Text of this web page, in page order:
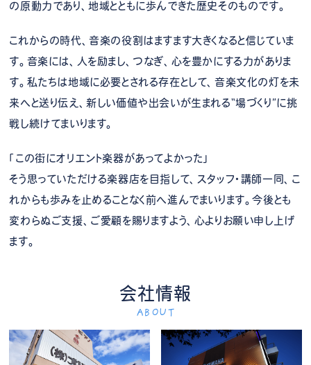
の原動力であり、地域とともに歩んできた歴史そのものです。
これからの時代、音楽の役割はますます大きくなると信じていま
す。音楽には、人を励まし、つなぎ、心を豊かにする力がありま
す。私たちは地域に必要とされる存在として、音楽文化の灯を未
来へと送り伝え、新しい価値や出会いが生まれる“場づくり”に挑
戦し続けてまいります。
「この街にオリエント楽器があってよかった」
そう思っていただける楽器店を目指して、スタッフ・講師一同、こ
れからも歩みを止めることなく前へ進んでまいります。今後とも
変わらぬご支援、ご愛顧を賜りますよう、心よりお願い申し上げ
ます。
会社情報
ABOUT